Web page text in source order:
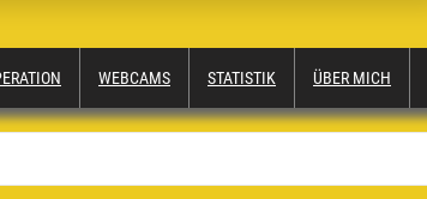
WEBCAMS STATISTIK ÜBER MICH